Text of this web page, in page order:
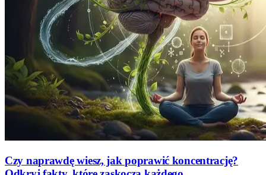
Czy naprawdę wiesz, jak poprawić koncentrację?